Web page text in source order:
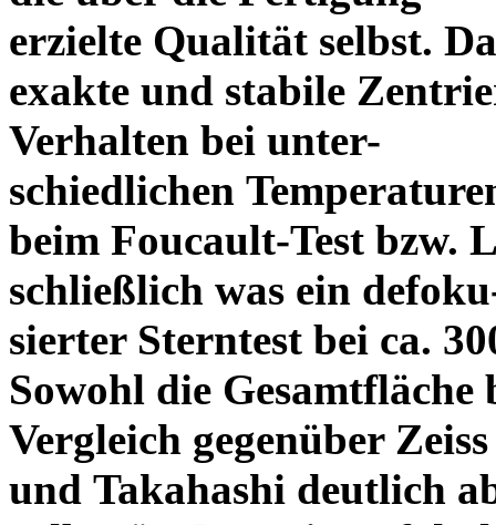
erzielte Qualität selbst.
exakte und stabile
Verhalten bei unter-
schiedlichen
beim Foucault-Test bzw.
schließlich was ein
sierter Sterntest bei ca.
Sowohl die
Vergleich gegenüber Zeiss
und Takahashi deutlich